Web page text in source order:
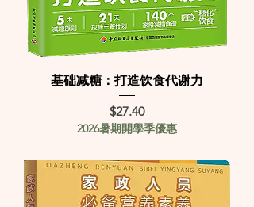
基础减糖：打造饮食代谢力
Price
$27.40
2026暑期開學季優惠